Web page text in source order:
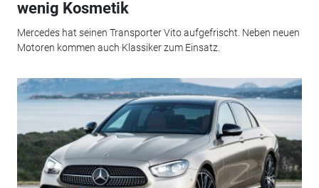
wenig Kosmetik
Mercedes hat seinen Transporter Vito aufgefrischt. Neben neuen
Motoren kommen auch Klassiker zum Einsatz.